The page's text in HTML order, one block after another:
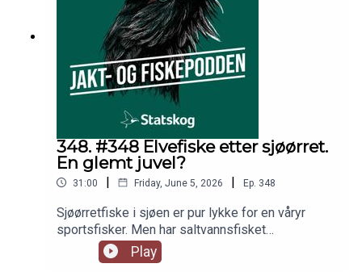
348. #348 Elvefiske etter sjøørret.
En glemt juvel?
31:00 | Friday, June 5, 2026 | Ep. 348
Sjøørretfiske i sjøen er pur lykke for en våryr
sportsfisker. Men har saltvannsfisket
overskygget det virkelig spennende
sjøørretfisket? Vi blir med fiskeekspert Steinar
Play